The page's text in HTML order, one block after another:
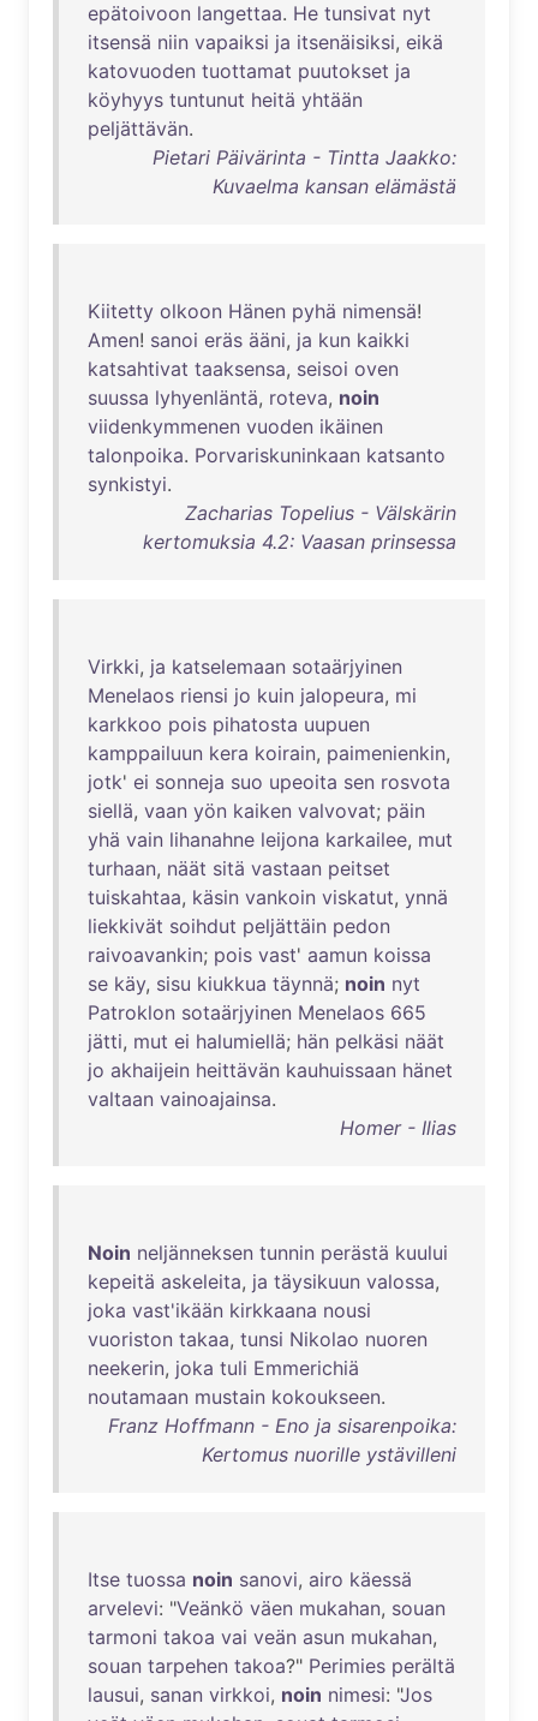
epätoivoon langettaa. He tunsivat nyt
itsensä niin vapaiksi ja itsenäisiksi, eikä
katovuoden tuottamat puutokset ja
köyhyys tuntunut heitä yhtään
peljättävän.
Pietari Päivärinta - Tintta Jaakko:
Kuvaelma kansan elämästä
Kiitetty olkoon Hänen pyhä nimensä!
Amen! sanoi eräs ääni, ja kun kaikki
katsahtivat taaksensa, seisoi oven
suussa lyhyenläntä, roteva, noin
viidenkymmenen vuoden ikäinen
talonpoika. Porvariskuninkaan katsanto
synkistyi.
Zacharias Topelius - Välskärin
kertomuksia 4.2: Vaasan prinsessa
Virkki, ja katselemaan sotaärjyinen
Menelaos riensi jo kuin jalopeura, mi
karkkoo pois pihatosta uupuen
kamppailuun kera koirain, paimenienkin,
jotk' ei sonneja suo upeoita sen rosvota
siellä, vaan yön kaiken valvovat; päin
yhä vain lihanahne leijona karkailee, mut
turhaan, näät sitä vastaan peitset
tuiskahtaa, käsin vankoin viskatut, ynnä
liekkivät soihdut peljättäin pedon
raivoavankin; pois vast' aamun koissa
se käy, sisu kiukkua täynnä; noin nyt
Patroklon sotaärjyinen Menelaos 665
jätti, mut ei halumiellä; hän pelkäsi näät
jo akhaijein heittävän kauhuissaan hänet
valtaan vainoajainsa.
Homer - Ilias
Noin neljänneksen tunnin perästä kuului
kepeitä askeleita, ja täysikuun valossa,
joka vast'ikään kirkkaana nousi
vuoriston takaa, tunsi Nikolao nuoren
neekerin, joka tuli Emmerichiä
noutamaan mustain kokoukseen.
Franz Hoffmann - Eno ja sisarenpoika:
Kertomus nuorille ystävilleni
Itse tuossa noin sanovi, airo käessä
arvelevi: "Veänkö väen mukahan, souan
tarmoni takoa vai veän asun mukahan,
souan tarpehen takoa?" Perimies perältä
lausui, sanan virkkoi, noin nimesi: "Jos